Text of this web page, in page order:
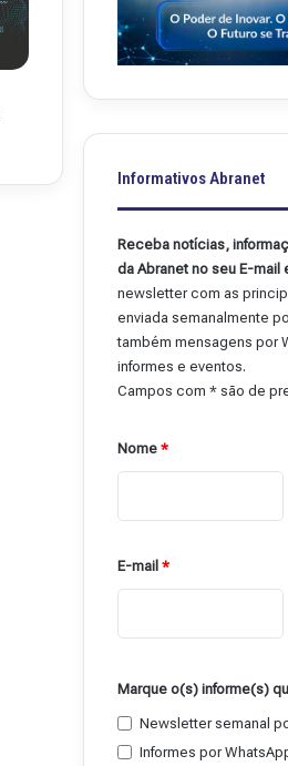
Informativos Abranet
Receba notícias,
da Abranet no seu E-mail
newsletter com as
enviada semanalmente
também mensagens por
informes e eventos.
Campos com * são de
Nome*
E-mail*
Marque o(s) informe(s)
Newsletter semanal
Informes por